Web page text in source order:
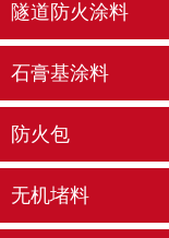
隧道防火涂料
石膏基涂料
防火包
无机堵料